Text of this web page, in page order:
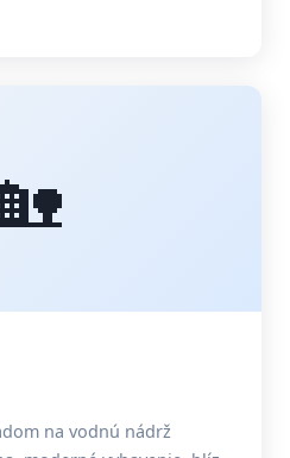
na vodnú nádrž